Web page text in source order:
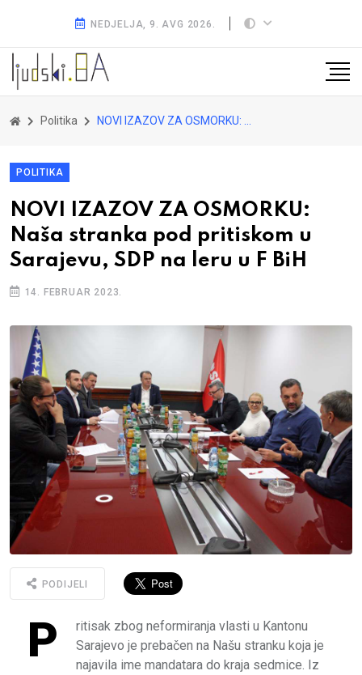
NEDJELJA, 9. AVG 2026.
Politika NOVI IZAZOV ZA OSMORKU: Naša stranka pod pritiskom u Sarajevu, SDP na leru u F BiH
POLITIKA
NOVI IZAZOV ZA OSMORKU:
Naša stranka pod pritiskom u
Sarajevu, SDP na leru u F BiH
14. FEBRUAR 2023.
PODIJELI
P
ritisak zbog neformiranja vlasti u Kantonu
Sarajevo je prebačen na Našu stranku koja je
najavila ime mandatara do kraja sedmice. Iz